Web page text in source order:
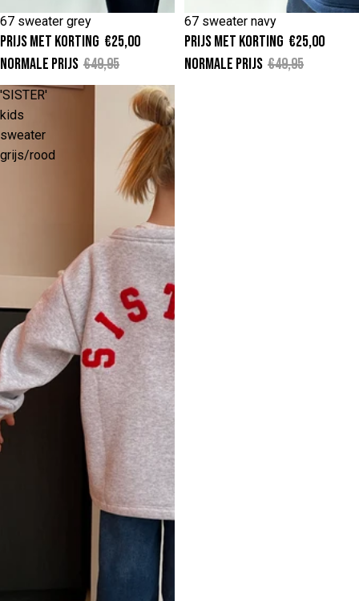
-50%
67 sweater grey
Prijs met korting €25,00
Normale prijs €49,95
-50%
67 sweater navy
Prijs met korting €25,00
Normale prijs €49,95
'SISTER'
kids
sweater
grijs/rood